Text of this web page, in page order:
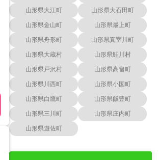
山形県大江町 山形県大石田町
山形県金山町 山形県最上町
山形県舟形町 山形県真室川町
山形県大蔵村 山形県鮭川村
山形県戸沢村 山形県高畠町
山形県川西町 山形県小国町
山形県白鷹町 山形県飯豊町
山形県三川町 山形県庄内町
山形県遊佐町